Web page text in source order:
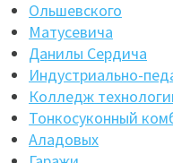
Ольшевского
Матусевича
Данилы Сердича
Индустриально-
Колледж
Тонкосуконный
Аладовых